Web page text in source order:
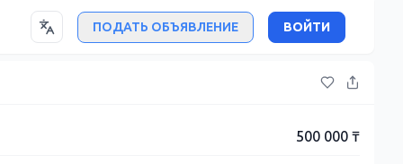
ПОДАТЬ ОБЪЯВЛЕНИЕ ВОЙТИ
500 000 ₸